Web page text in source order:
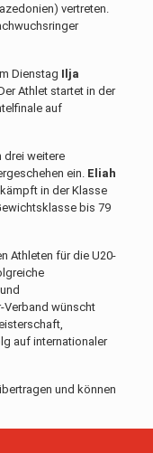
vertreten.
Dienstag Ilja
Athlet startet in der
auf
drei weitere
ein. Eliah
kämpft in der Klasse
bis 79
Athleten für die U20-
Verband wünscht
auf internationaler
und können